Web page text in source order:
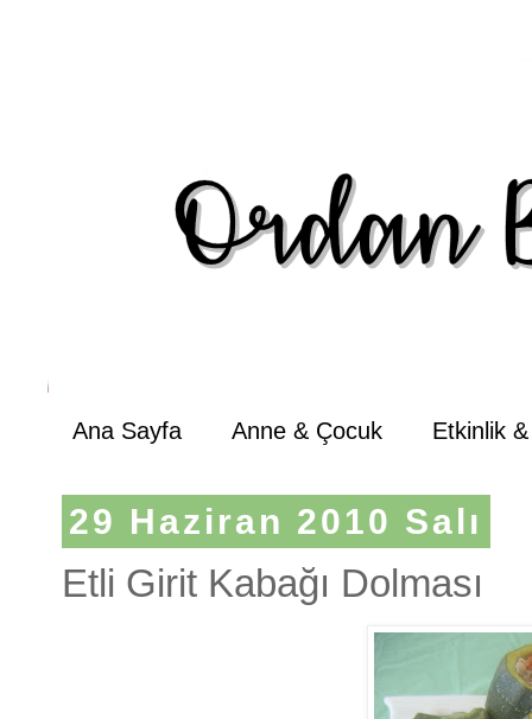
Ana Sayfa Anne & Çocuk Etkinlik
29 Haziran 2010 Salı
Etli Girit Kabağı Dolması